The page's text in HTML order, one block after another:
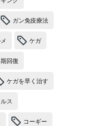
ガン免疫療法
ケガ
回復
ケガを早く治す
ス
コーギー